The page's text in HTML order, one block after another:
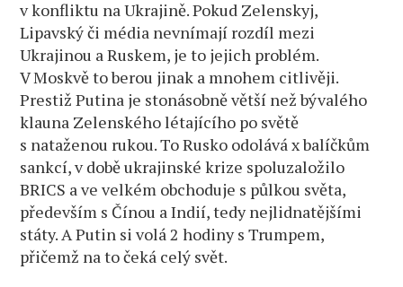
v konfliktu na Ukrajině. Pokud Zelenskyj,
Lipavský či média nevnímají rozdíl mezi
Ukrajinou a Ruskem, je to jejich problém.
V Moskvě to berou jinak a mnohem citlivěji.
Prestiž Putina je stonásobně větší než bývalého
klauna Zelenského létajícího po světě
s nataženou rukou. To Rusko odolává x balíčkům
sankcí, v době ukrajinské krize spoluzaložilo
BRICS a ve velkém obchoduje s půlkou světa,
především s Čínou a Indií, tedy nejlidnatějšími
státy. A Putin si volá 2 hodiny s Trumpem,
přičemž na to čeká celý svět.